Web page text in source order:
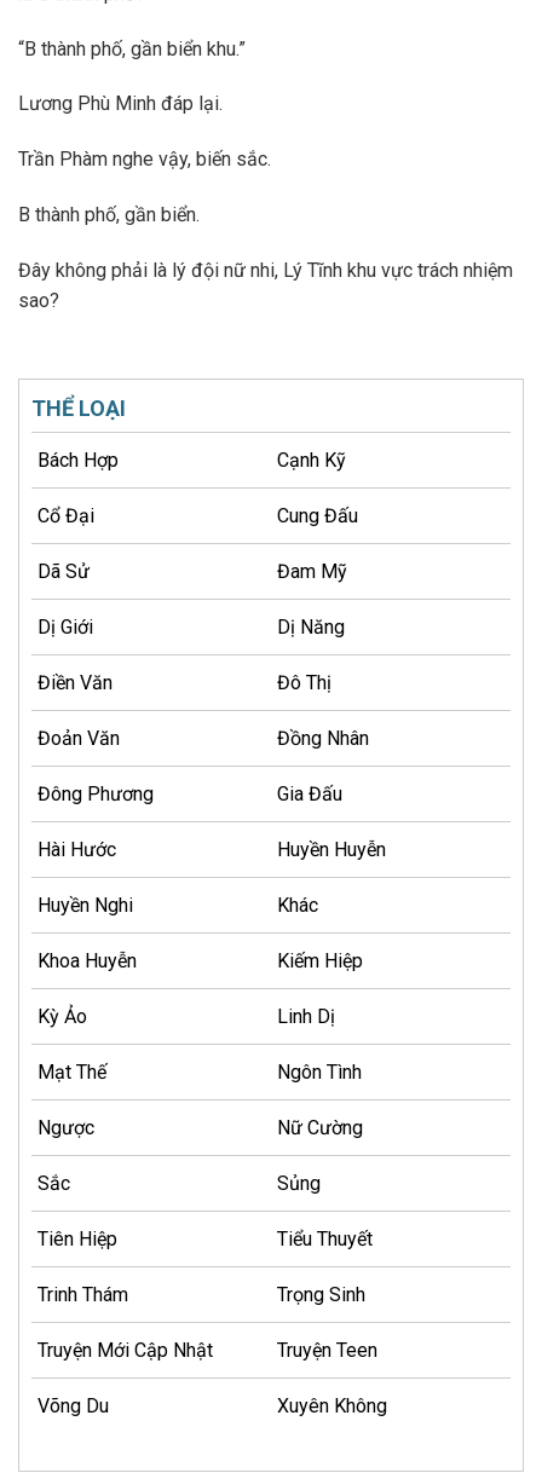
“B thành phố, gần biển khu.”
Lương Phù Minh đáp lại.
Trần Phàm nghe vậy, biến sắc.
B thành phố, gần biển.
Đây không phải là lý đội nữ nhi, Lý Tĩnh khu vực trách nhiệm
sao?
THỂ LOẠI
Bách Hợp Cạnh Kỹ
Cổ Đại Cung Đấu
Dã Sử Đam Mỹ
Dị Giới Dị Năng
Điền Văn Đô Thị
Đoản Văn Đồng Nhân
Đông Phương Gia Đấu
Hài Hước Huyền Huyễn
Huyền Nghi Khác
Khoa Huyễn Kiếm Hiệp
Kỳ Ảo Linh Dị
Mạt Thế Ngôn Tình
Ngược Nữ Cường
Sắc Sủng
Tiên Hiệp Tiểu Thuyết
Trinh Thám Trọng Sinh
Truyện Mới Cập Nhật Truyện Teen
Võng Du Xuyên Không